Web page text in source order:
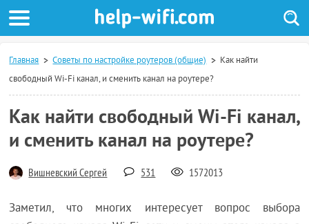
Главная Советы по настройке роутеров (общие)
Как найти
свободный Wi-Fi канал, и сменить канал на роутере?
Как найти свободный Wi-Fi канал,
и сменить канал на роутере?
Вишневский Сергей 531 1572013
Заметил, что многих интересует вопрос выбора